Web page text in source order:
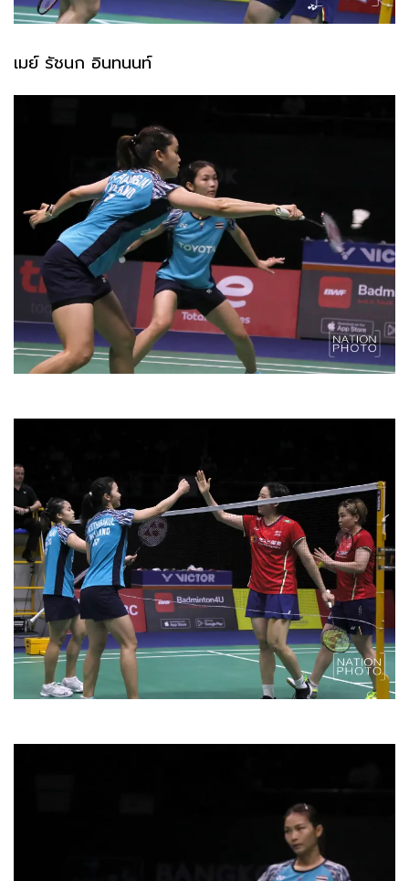
เมย์ รัชนก อินทนนท์